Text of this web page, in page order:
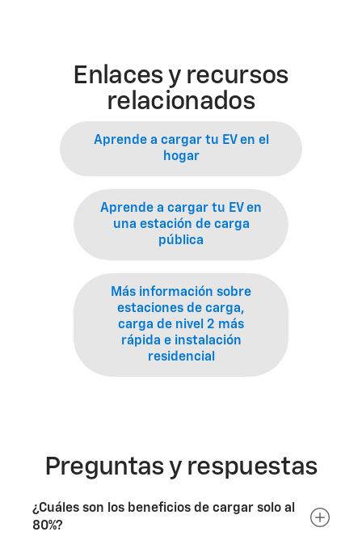
Enlaces y recursos
relacionados
Aprende a cargar tu EV en el
hogar
Aprende a cargar tu EV en
una estación de carga
pública
Más información sobre
estaciones de carga,
carga de nivel 2 más
rápida e instalación
residencial
Preguntas y respuestas
¿Cuáles son los beneficios de cargar solo al
80%?